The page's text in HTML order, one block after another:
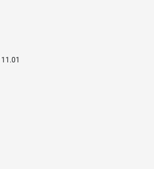
11.01